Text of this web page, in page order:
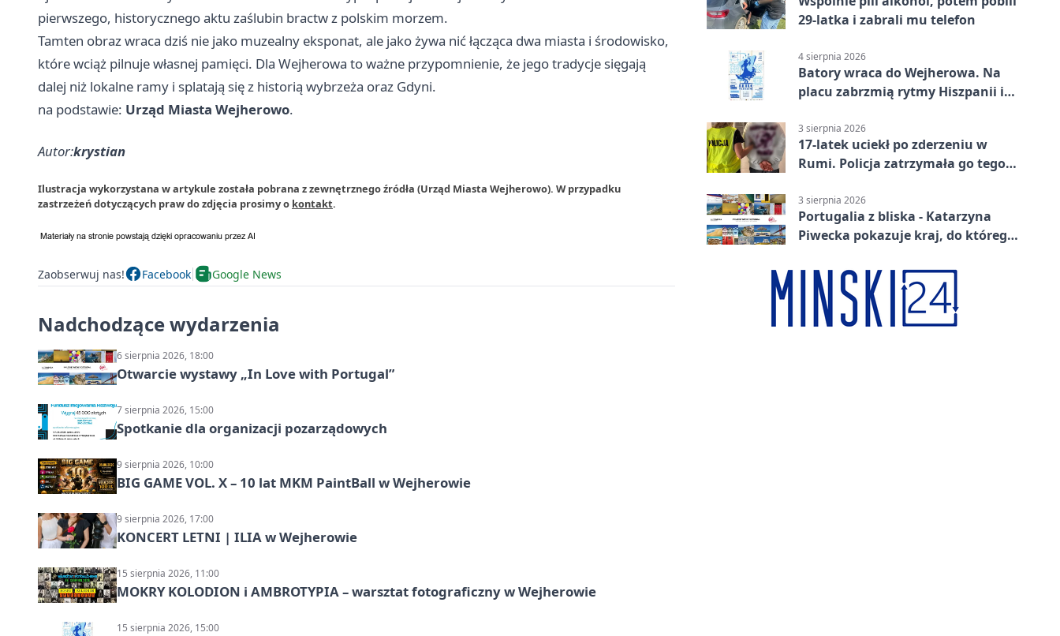
pierwszego, historycznego aktu zaślubin bractw z polskim morzem.
Tamten obraz wraca dziś nie jako muzealny eksponat, ale jako żywa nić łącząca dwa miasta i środowisko,
które wciąż pilnuje własnej pamięci. Dla Wejherowa to ważne przypomnienie, że jego tradycje sięgają
dalej niż lokalne ramy i splatają się z historią wybrzeża oraz Gdyni.
na podstawie: Urząd Miasta Wejherowo.
Autor:krystian
Ilustracja wykorzystana w artykule została pobrana z zewnętrznego źródła (Urząd Miasta Wejherowo). W przypadku
zastrzeżeń dotyczących praw do zdjęcia prosimy o kontakt.
Zaobserwuj nas! Facebook Google News
Nadchodzące wydarzenia
6 sierpnia 2026, 18:00
Otwarcie wystawy „In Love with Portugal”
7 sierpnia 2026, 15:00
Spotkanie dla organizacji pozarządowych
9 sierpnia 2026, 10:00
BIG GAME VOL. X – 10 lat MKM PaintBall w Wejherowie
9 sierpnia 2026, 17:00
KONCERT LETNI | ILIA w Wejherowie
15 sierpnia 2026, 11:00
MOKRY KOLODION i AMBROTYPIA – warsztat fotograficzny w Wejherowie
15 sierpnia 2026, 15:00
29-latka i zabrali mu telefon
4 sierpnia 2026
Batory wraca do Wejherowa. Na
placu zabrzmią rytmy Hiszpanii i
3 sierpnia 2026
17-latek uciekł po zderzeniu w
Rumi. Policja zatrzymała go tego
3 sierpnia 2026
Portugalia z bliska - Katarzyna
Piwecka pokazuje kraj, do którego